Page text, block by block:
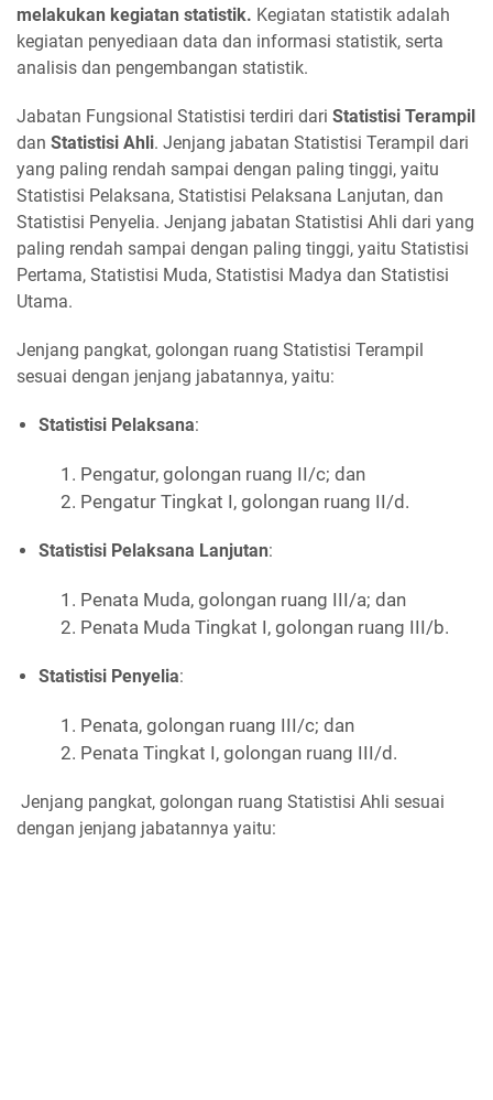
melakukan kegiatan statistik. Kegiatan statistik adalah
kegiatan penyediaan data dan informasi statistik, serta
analisis dan pengembangan statistik.
Jabatan Fungsional Statistisi terdiri dari Statistisi Terampil
dan Statistisi Ahli. Jenjang jabatan Statistisi Terampil dari
yang paling rendah sampai dengan paling tinggi, yaitu
Statistisi Pelaksana, Statistisi Pelaksana Lanjutan, dan
Statistisi Penyelia. Jenjang jabatan Statistisi Ahli dari yang
paling rendah sampai dengan paling tinggi, yaitu Statistisi
Pertama, Statistisi Muda, Statistisi Madya dan Statistisi
Utama.
Jenjang pangkat, golongan ruang Statistisi Terampil
sesuai dengan jenjang jabatannya, yaitu:
Statistisi Pelaksana:
1. Pengatur, golongan ruang II/c; dan
2. Pengatur Tingkat I, golongan ruang II/d.
Statistisi Pelaksana Lanjutan:
1. Penata Muda, golongan ruang III/a; dan
2. Penata Muda Tingkat I, golongan ruang III/b.
Statistisi Penyelia:
1. Penata, golongan ruang III/c; dan
2. Penata Tingkat I, golongan ruang III/d.
Jenjang pangkat, golongan ruang Statistisi Ahli sesuai
dengan jenjang jabatannya yaitu: